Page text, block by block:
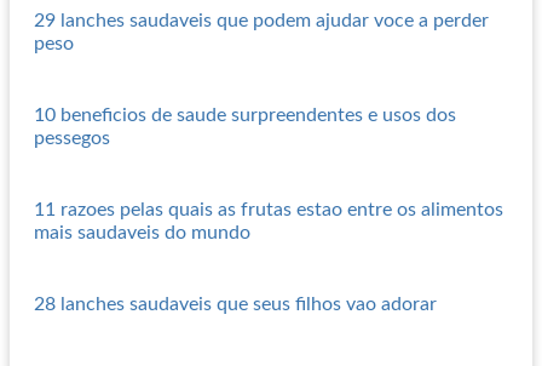
29 lanches saudaveis que podem ajudar voce a perder
peso
10 beneficios de saude surpreendentes e usos dos
pessegos
11 razoes pelas quais as frutas estao entre os alimentos
mais saudaveis do mundo
28 lanches saudaveis que seus filhos vao adorar